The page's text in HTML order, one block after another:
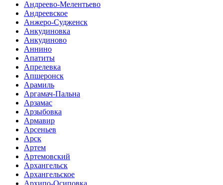
Андреево-Мелентьево
Андреевское
Анжеро-Судженск
Анкудиновка
Анкудиново
Аннино
Апатиты
Апрелевка
Апшеронск
Арамиль
Аргамач-Пальна
Арзамас
Арзыбовка
Армавир
Арсеньев
Арск
Артем
Артемовский
Архангельск
Архангельское
Архипо-Осиповка